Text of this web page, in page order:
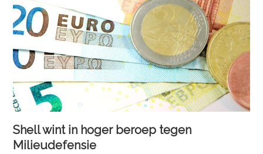
Shell wint in hoger beroep tegen
Milieudefensie